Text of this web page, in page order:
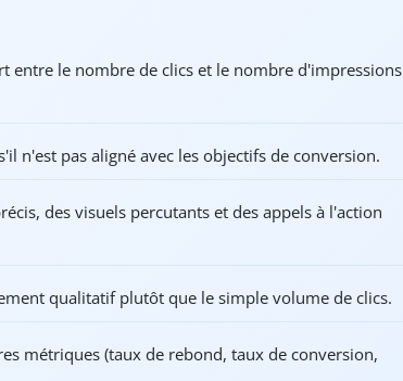
entre le nombre de clics et le nombre d'impressions
n'est pas aligné avec les objectifs de conversion.
des visuels percutants et des appels à l'action
qualitatif plutôt que le simple volume de clics.
métriques (taux de rebond, taux de conversion,